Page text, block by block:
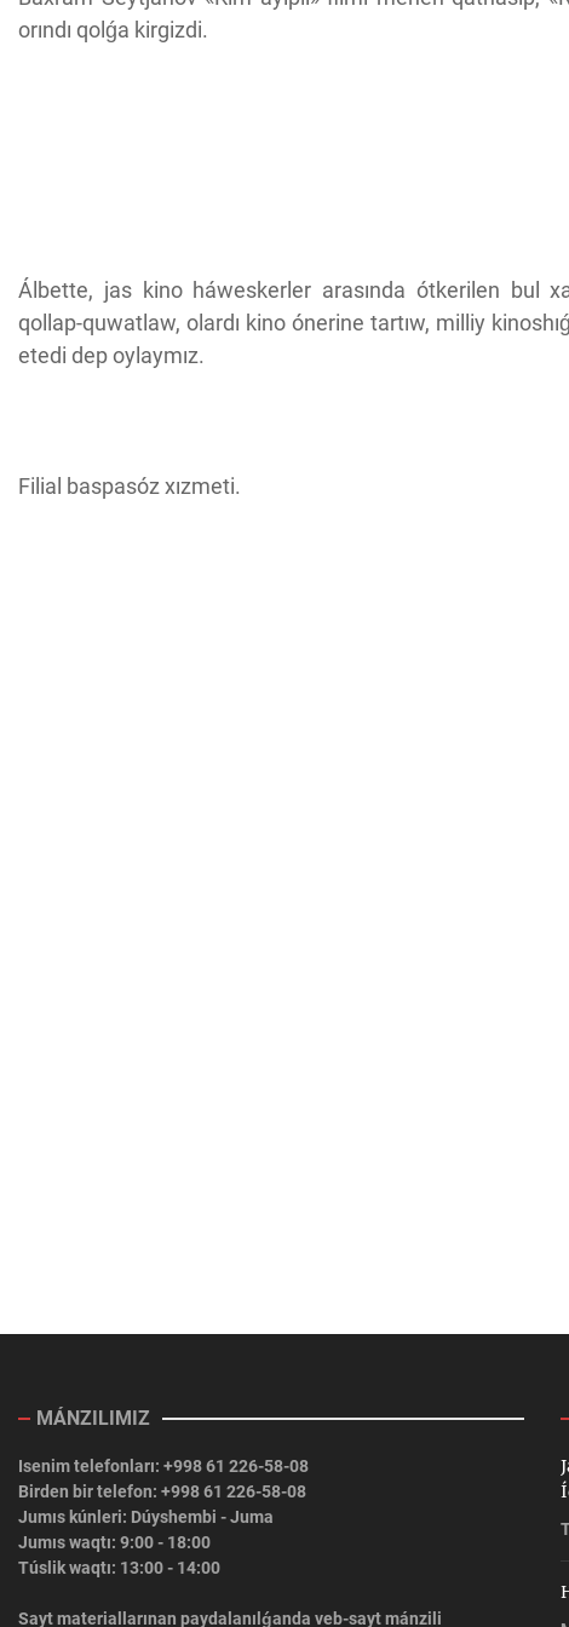
orındı qolǵa kirgizdi.
Álbette, jas kino háweskerler arasında ótkerilen bul
qollap-quwatlaw, olardı kino ónerine tartıw, milliy
etedi dep oylaymız.
Filial baspasóz xızmeti.
MÁNZILIMIZ
Isenim telefonları: +998 61 226-58-08
Birden bir telefon: +998 61 226-58-08
Jumıs kúnleri: Dúyshembi - Juma
Jumıs waqtı: 9:00 - 18:00
Túslik waqtı: 13:00 - 14:00
Sayt materiallarınan paydalanılǵanda veb-sayt mánzili